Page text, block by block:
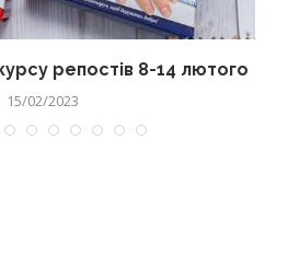
репостів 8-14 лютого
15/02/2023